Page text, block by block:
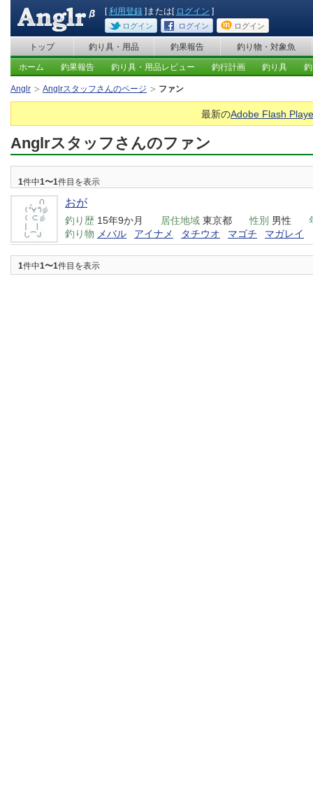
[利用登録 ]または[ ログイン ]
ログイン ログイン ログイン
トップ 釣り具・用品 釣果報告 釣り物・対象魚
ホーム 釣果報告 釣り具・用品レビュー 釣行計画 釣り具
Anglr Anglrスタッフさんのページ ファン
最新のAdobe Flash
Anglrスタッフさんのファン
1件中1〜1件目を表示
おが
釣り歴 15年9か月 居住地域 東京都 性別 男性
釣り物 メバル アイナメ タチウオ マゴチ マガレイ
1件中1〜1件目を表示